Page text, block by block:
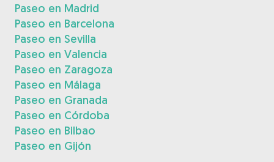
Paseo en Madrid
Paseo en Barcelona
Paseo en Sevilla
Paseo en Valencia
Paseo en Zaragoza
Paseo en Málaga
Paseo en Granada
Paseo en Córdoba
Paseo en Bilbao
Paseo en Gijón